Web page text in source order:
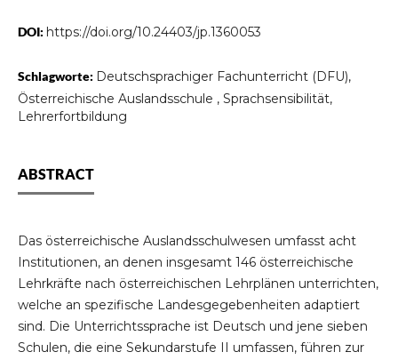
DOI: https://doi.org/10.24403/jp.1360053
Schlagworte: Deutschsprachiger Fachunterricht (DFU),
Österreichische Auslandsschule , Sprachsensibilität,
Lehrerfortbildung
ABSTRACT
Das österreichische Auslandsschulwesen umfasst acht
Institutionen, an denen insgesamt 146 österreichische
Lehrkräfte nach österreichischen Lehrplänen unterrichten,
welche an spezifische Landesgegebenheiten adaptiert
sind. Die Unterrichtssprache ist Deutsch und jene sieben
Schulen, die eine Sekundarstufe II umfassen, führen zur